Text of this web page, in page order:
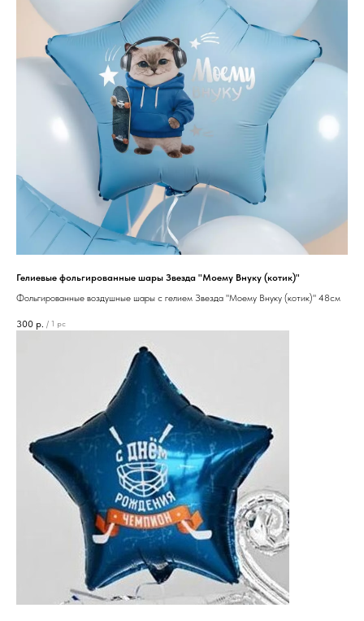
Гелиевые фольгированные шары Звезда "Моему Внуку (котик)"
Фольгированные воздушные шары с гелием Звезда "Моему Внуку (котик)" 48см
300 р. / 1 pc